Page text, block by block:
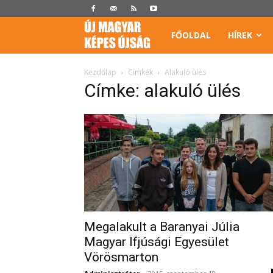
Képes
Újság
FŐOLDAL HÍREK
Kezdőlap Címkék Alakuló ülés
Címke: alakuló ülés
Megalakult a Baranyai Júlia
Magyar Ifjúsági Egyesület
Vörösmarton